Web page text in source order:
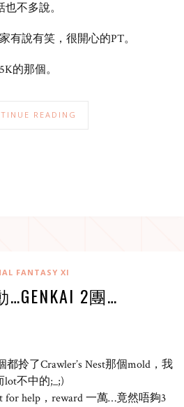
也不多說。
有說有笑，很開心的PT。
的那個。
READING
FANTASY XI
2團…
拎了Crawler’s Nest那個mold，我
不中的;_;)
for help，reward 一萬…竟然唔夠3